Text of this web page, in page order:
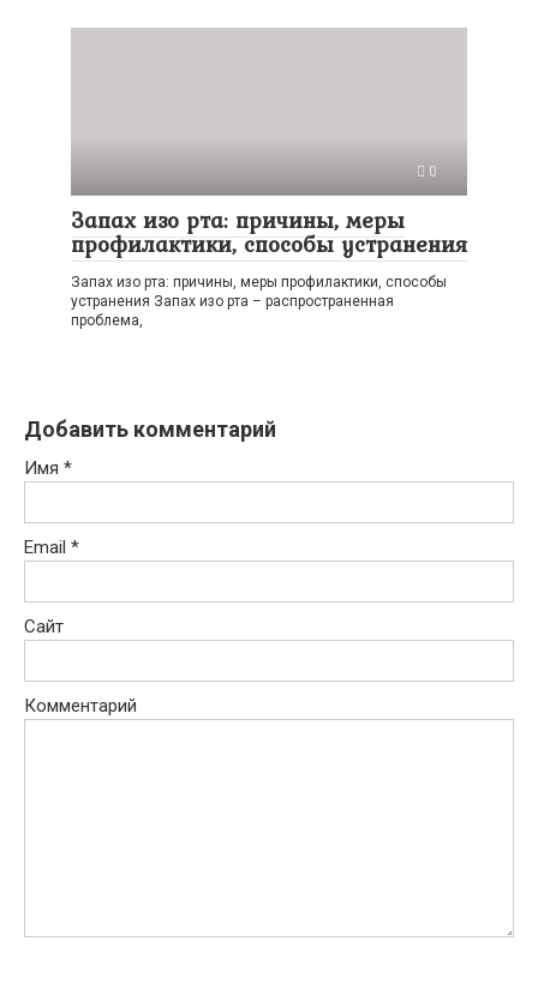
0
Запах изо рта: причины, меры
профилактики, способы устранения
Запах изо рта: причины, меры профилактики, способы
устранения Запах изо рта – распространенная
проблема,
Добавить комментарий
Имя *
Email *
Сайт
Комментарий